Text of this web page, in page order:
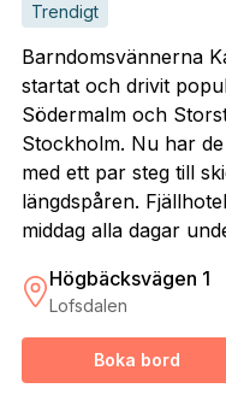
Trendigt
Barndomsvännerna
startat och drivit
Södermalm och
Stockholm. Nu har
med ett par steg till
längdspåren.
middag alla dagar
Högbäcksvägen 1
Lofsdalen
Boka bord